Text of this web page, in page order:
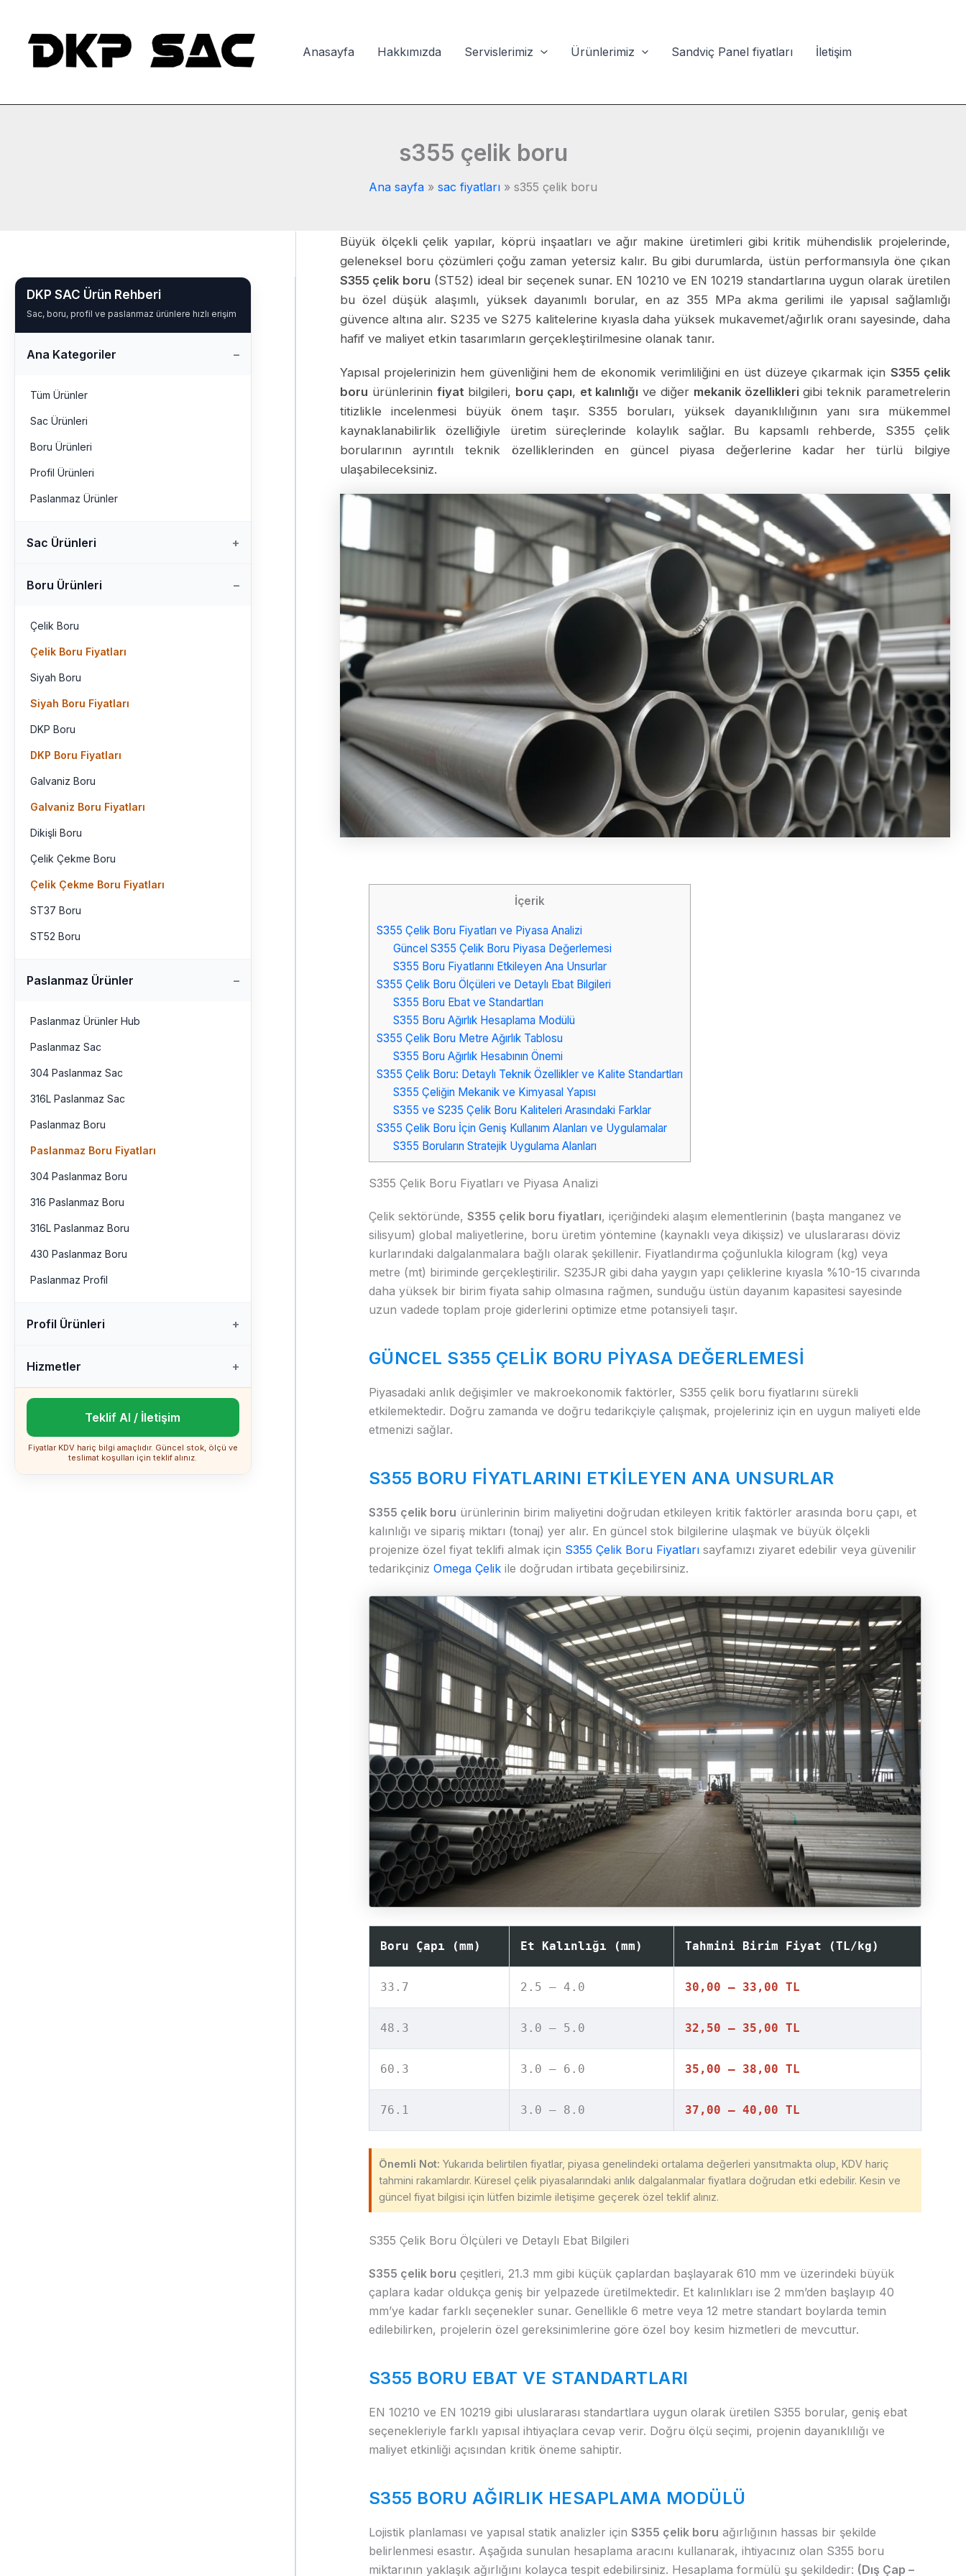
Anasayfa
Hakkımızda Servislerimiz Ürünlerimiz Sandviç Panel fiyatları İletişim
s355 çelik boru
Ana sayfa sac fiyatları s355 çelik boru
DKP SAC Ürün Rehberi
Sac, boru, profil ve paslanmaz ürünlere hızlı erişim
Ana Kategoriler
Tüm Ürünler
Sac Ürünleri
Boru Ürünleri
Profil Ürünleri
Paslanmaz Ürünler
Sac Ürünleri
Boru Ürünleri
Çelik Boru
Çelik Boru Fiyatları
Siyah Boru
Siyah Boru Fiyatları
DKP Boru
DKP Boru Fiyatları
Galvaniz Boru
Galvaniz Boru Fiyatları
Dikişli Boru
Çelik Çekme Boru
Çelik Çekme Boru Fiyatları
ST37 Boru
ST52 Boru
Paslanmaz Ürünler
Paslanmaz Ürünler Hub
Paslanmaz Sac
304 Paslanmaz Sac
316L Paslanmaz Sac
Paslanmaz Boru
Paslanmaz Boru Fiyatları
304 Paslanmaz Boru
316 Paslanmaz Boru
316L Paslanmaz Boru
430 Paslanmaz Boru
Paslanmaz Profil
Profil Ürünleri
Hizmetler
Teklif Al / İletişim
Fiyatlar KDV hariç bilgi amaçlıdır. Güncel stok, ölçü ve
teslimat koşulları için teklif alınız.
Büyük ölçekli çelik yapılar, köprü inşaatları ve ağır makine üretimleri gibi kritik mühendislik projelerinde,
geleneksel boru çözümleri çoğu zaman yetersiz kalır. Bu gibi durumlarda, üstün performansıyla öne çıkan
S355 çelik boru (ST52) ideal bir seçenek sunar. EN 10210 ve EN 10219 standartlarına uygun olarak üretilen
bu özel düşük alaşımlı, yüksek dayanımlı borular, en az 355 MPa akma gerilimi ile yapısal sağlamlığı
güvence altına alır. S235 ve S275 kalitelerine kıyasla daha yüksek mukavemet/ağırlık oranı sayesinde, daha
hafif ve maliyet etkin tasarımların gerçekleştirilmesine olanak tanır.
Yapısal projelerinizin hem güvenliğini hem de ekonomik verimliliğini en üst düzeye çıkarmak için S355 çelik
boru ürünlerinin fiyatbilgileri, boru çapı, et kalınlığı ve diğer mekanik özelliklerigibi teknik parametrelerin
titizlikle incelenmesi büyük önem taşır. S355 boruları, yüksek dayanıklılığının yanı sıra mükemmel
kaynaklanabilirlik özelliğiyle üretim süreçlerinde kolaylık sağlar. Bu kapsamlı rehberde, S355 çelik
borularının ayrıntılı teknik özelliklerinden en güncel piyasa değerlerine kadar her türlü bilgiye
ulaşabileceksiniz.
İçerik
S355 Çelik Boru Fiyatları ve Piyasa Analizi
Güncel S355 Çelik Boru Piyasa Değerlemesi
S355 Boru Fiyatlarını Etkileyen Ana Unsurlar
S355 Çelik Boru Ölçüleri ve Detaylı Ebat Bilgileri
S355 Boru Ebat ve Standartları
S355 Boru Ağırlık Hesaplama Modülü
S355 Çelik Boru Metre Ağırlık Tablosu
S355 Boru Ağırlık Hesabının Önemi
S355 Çelik Boru: Detaylı Teknik Özellikler ve Kalite Standartları
S355 Çeliğin Mekanik ve Kimyasal Yapısı
S355 ve S235 Çelik Boru Kaliteleri Arasındaki Farklar
S355 Çelik Boru İçin Geniş Kullanım Alanları ve Uygulamalar
S355 Boruların Stratejik Uygulama Alanları
S355 Çelik Boru Fiyatları ve Piyasa Analizi
Çelik sektöründe, S355 çelik boru fiyatları, içeriğindeki alaşım elementlerinin (başta manganez ve
silisyum) global maliyetlerine, boru üretim yöntemine (kaynaklı veya dikişsiz) ve uluslararası döviz
kurlarındaki dalgalanmalara bağlı olarak şekillenir. Fiyatlandırma çoğunlukla kilogram (kg) veya
metre (mt) biriminde gerçekleştirilir. S235JR gibi daha yaygın yapı çeliklerine kıyasla %10-15 civarında
daha yüksek bir birim fiyata sahip olmasına rağmen, sunduğu üstün dayanım kapasitesi sayesinde
uzun vadede toplam proje giderlerini optimize etme potansiyeli taşır.
GÜNCEL S355 ÇELIK BORU PIYASA DEĞERLEMESI
Piyasadaki anlık değişimler ve makroekonomik faktörler, S355 çelik boru fiyatlarını sürekli
etkilemektedir. Doğru zamanda ve doğru tedarikçiyle çalışmak, projeleriniz için en uygun maliyeti elde
etmenizi sağlar.
S355 BORU FIYATLARINI ETKILEYEN ANA UNSURLAR
S355 çelik boru ürünlerinin birim maliyetini doğrudan etkileyen kritik faktörler arasında boru çapı, et
kalınlığı ve sipariş miktarı (tonaj) yer alır. En güncel stok bilgilerine ulaşmak ve büyük ölçekli
projenize özel fiyat teklifi almak için S355 Çelik Boru Fiyatlarısayfamızı ziyaret edebilir veya güvenilir
tedarikçiniz Omega Çelikile doğrudan irtibata geçebilirsiniz.
Boru Çapı (mm) Et Kalınlığı (mm) Tahmini Birim Fiyat (TL/kg)
33.7 2.5 – 4.0 30,00 – 33,00 TL
48.3 3.0 – 5.0 32,50 – 35,00 TL
60.3 3.0 – 6.0 35,00 – 38,00 TL
76.1 3.0 – 8.0 37,00 – 40,00 TL
Önemli Not: Yukarıda belirtilen fiyatlar, piyasa genelindeki ortalama değerleri yansıtmakta olup, KDV hariç
tahmini rakamlardır. Küresel çelik piyasalarındaki anlık dalgalanmalar fiyatlara doğrudan etki edebilir. Kesin ve
güncel fiyat bilgisi için lütfen bizimle iletişime geçerek özel teklif alınız.
S355 Çelik Boru Ölçüleri ve Detaylı Ebat Bilgileri
S355 çelik boru çeşitleri, 21.3 mm gibi küçük çaplardan başlayarak 610 mm ve üzerindeki büyük
çaplara kadar oldukça geniş bir yelpazede üretilmektedir. Et kalınlıkları ise 2 mm’den başlayıp 40
mm’ye kadar farklı seçenekler sunar. Genellikle 6 metre veya 12 metre standart boylarda temin
edilebilirken, projelerin özel gereksinimlerine göre özel boy kesim hizmetleri de mevcuttur.
S355 BORU EBAT VE STANDARTLARI
EN 10210 ve EN 10219 gibi uluslararası standartlara uygun olarak üretilen S355 borular, geniş ebat
seçenekleriyle farklı yapısal ihtiyaçlara cevap verir. Doğru ölçü seçimi, projenin dayanıklılığı ve
maliyet etkinliği açısından kritik öneme sahiptir.
S355 BORU AĞIRLIK HESAPLAMA MODÜLÜ
Lojistik planlaması ve yapısal statik analizler için S355 çelik boru ağırlığının hassas bir şekilde
belirlenmesi esastır. Aşağıda sunulan hesaplama aracını kullanarak, ihtiyacınız olan S355 boru
miktarının yaklaşık ağırlığını kolayca tespit edebilirsiniz. Hesaplama formülü şu şekildedir: (Dış Çap –